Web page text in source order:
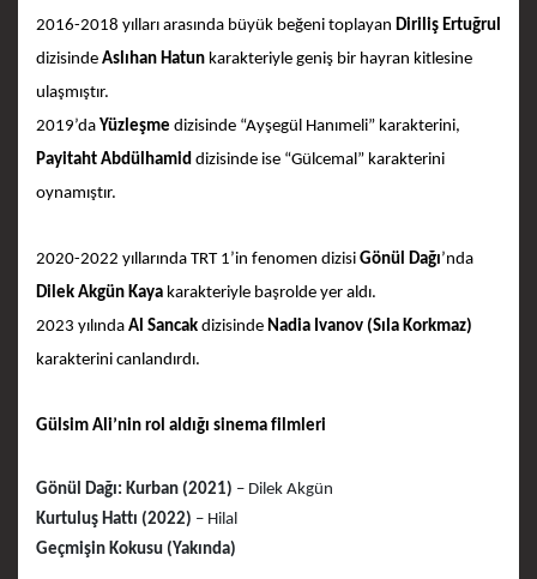
2016-2018 yılları arasında büyük beğeni toplayan Diriliş Ertuğrul
dizisinde Aslıhan Hatun karakteriyle geniş bir hayran kitlesine
ulaşmıştır.
2019’da Yüzleşme dizisinde “Ayşegül Hanımeli” karakterini,
Payitaht Abdülhamid dizisinde ise “Gülcemal” karakterini
oynamıştır.
2020-2022 yıllarında TRT 1’in fenomen dizisi Gönül Dağı’nda
Dilek Akgün Kaya karakteriyle başrolde yer aldı.
2023 yılında Al Sancak dizisinde Nadia Ivanov (Sıla Korkmaz)
karakterini canlandırdı.
Gülsim Ali’nin rol aldığı sinema filmleri
Gönül Dağı: Kurban (2021) – Dilek Akgün
Kurtuluş Hattı (2022) – Hilal
Geçmişin Kokusu (Yakında)